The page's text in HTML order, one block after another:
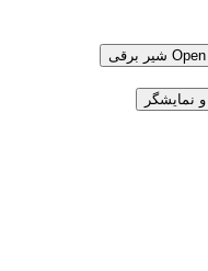
Open شیر برقی